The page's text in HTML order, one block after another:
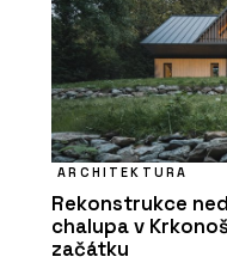
ARCHITEKTURA
Rekonstrukce
chalupa v
začátku